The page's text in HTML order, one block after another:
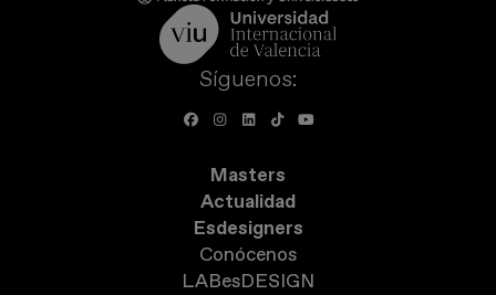
Síguenos:
Masters
Actualidad
Esdesigners
Conócenos
LABesDESIGN